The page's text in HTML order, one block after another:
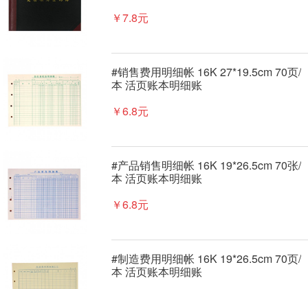
￥7.8元
#销售费用明细帐 16K 27*19.5cm 70页/
本 活页账本明细账
￥6.8元
#产品销售明细帐 16K 19*26.5cm 70张/
本 活页账本明细账
￥6.8元
#制造费用明细帐 16K 19*26.5cm 70页/
本 活页账本明细账